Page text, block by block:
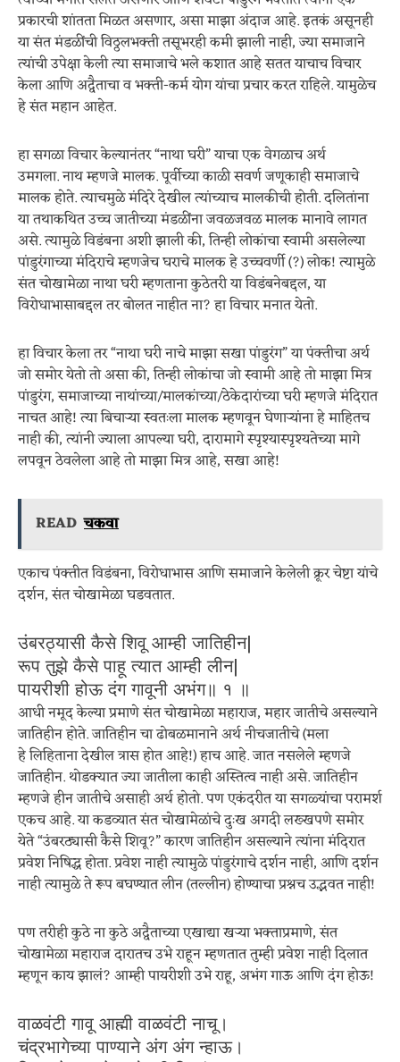
प्रकारची शांतता मिळत असणार, असा माझा अंदाज आहे. इतकं असूनही
या संत मंडळींची विठ्ठलभक्ती तसूभरही कमी झाली नाही, ज्या समाजाने
त्यांची उपेक्षा केली त्या समाजाचे भले कशात आहे सतत याचाच विचार
केला आणि अद्वैताचा व भक्ती-कर्म योग यांचा प्रचार करत राहिले. यामुळेच
हे संत महान आहेत.
हा सगळा विचार केल्यानंतर “नाथा घरी” याचा एक वेगळाच अर्थ
उमगला. नाथ म्हणजे मालक. पूर्वीच्या काळी सवर्ण जणूकाही समाजाचे
मालक होते. त्याचमुळे मंदिरे देखील त्यांच्याच मालकीची होती. दलितांना
या तथाकथित उच्च जातीच्या मंडळींना जवळजवळ मालक मानावे लागत
असे. त्यामुळे विडंबना अशी झाली की, तिन्ही लोकांचा स्वामी असलेल्या
पांडुरंगाच्या मंदिराचे म्हणजेच घराचे मालक हे उच्चवर्णी (?) लोक! त्यामुळे
संत चोखामेळा नाथा घरी म्हणताना कुठेतरी या विडंबनेबद्दल, या
विरोधाभासाबद्दल तर बोलत नाहीत ना? हा विचार मनात येतो.
हा विचार केला तर “नाथा घरी नाचे माझा सखा पांडुरंग” या पंक्तीचा अर्थ
जो समोर येतो तो असा की, तिन्ही लोकांचा जो स्वामी आहे तो माझा मित्र
पांडुरंग, समाजाच्या नाथांच्या/मालकांच्या/ठेकेदारांच्या घरी म्हणजे मंदिरात
नाचत आहे! त्या बिचाऱ्या स्वतःला मालक म्हणवून घेणाऱ्यांना हे माहितच
नाही की, त्यांनी ज्याला आपल्या घरी, दारामागे स्पृश्यास्पृश्यतेच्या मागे
लपवून ठेवलेला आहे तो माझा मित्र आहे, सखा आहे!
READ चकवा
एकाच पंक्तीत विडंबना, विरोधाभास आणि समाजाने केलेली क्रूर चेष्टा यांचे
दर्शन, संत चोखामेळा घडवतात.
उंबरठ्यासी कैसे शिवू आम्ही जातिहीन|
रूप तुझे कैसे पाहू त्यात आम्ही लीन|
पायरीशी होऊ दंग गावूनी अभंग॥ १ ॥
आधी नमूद केल्या प्रमाणे संत चोखामेळा महाराज, महार जातीचे असल्याने
जातिहीन होते. जातिहीन चा ढोबळमानाने अर्थ नीचजातीचे (मला
हे लिहिताना देखील त्रास होत आहे!) हाच आहे. जात नसलेले म्हणजे
जातिहीन. थोडक्यात ज्या जातीला काही अस्तित्व नाही असे. जातिहीन
म्हणजे हीन जातीचे असाही अर्थ होतो. पण एकंदरीत या सगळ्यांचा परामर्श
एकच आहे. या कडव्यात संत चोखामेळांचे दुःख अगदी लख्खपणे समोर
येते “उंबरठ्यासी कैसे शिवू?” कारण जातिहीन असल्याने त्यांना मंदिरात
प्रवेश निषिद्ध होता. प्रवेश नाही त्यामुळे पांडुरंगाचे दर्शन नाही, आणि दर्शन
नाही त्यामुळे ते रूप बघण्यात लीन (तल्लीन) होण्याचा प्रश्नच उद्भवत नाही!
पण तरीही कुठे ना कुठे अद्वैताच्या एखाद्या खऱ्या भक्ताप्रमाणे, संत
चोखामेळा महाराज दारातच उभे राहून म्हणतात तुम्ही प्रवेश नाही दिलात
म्हणून काय झालं? आम्ही पायरीशी उभे राहू, अभंग गाऊ आणि दंग होऊ!
वाळवंटी गावू आह्मी वाळवंटी नाचू।
चंद्रभागेच्या पाण्याने अंग अंग न्हाऊ।